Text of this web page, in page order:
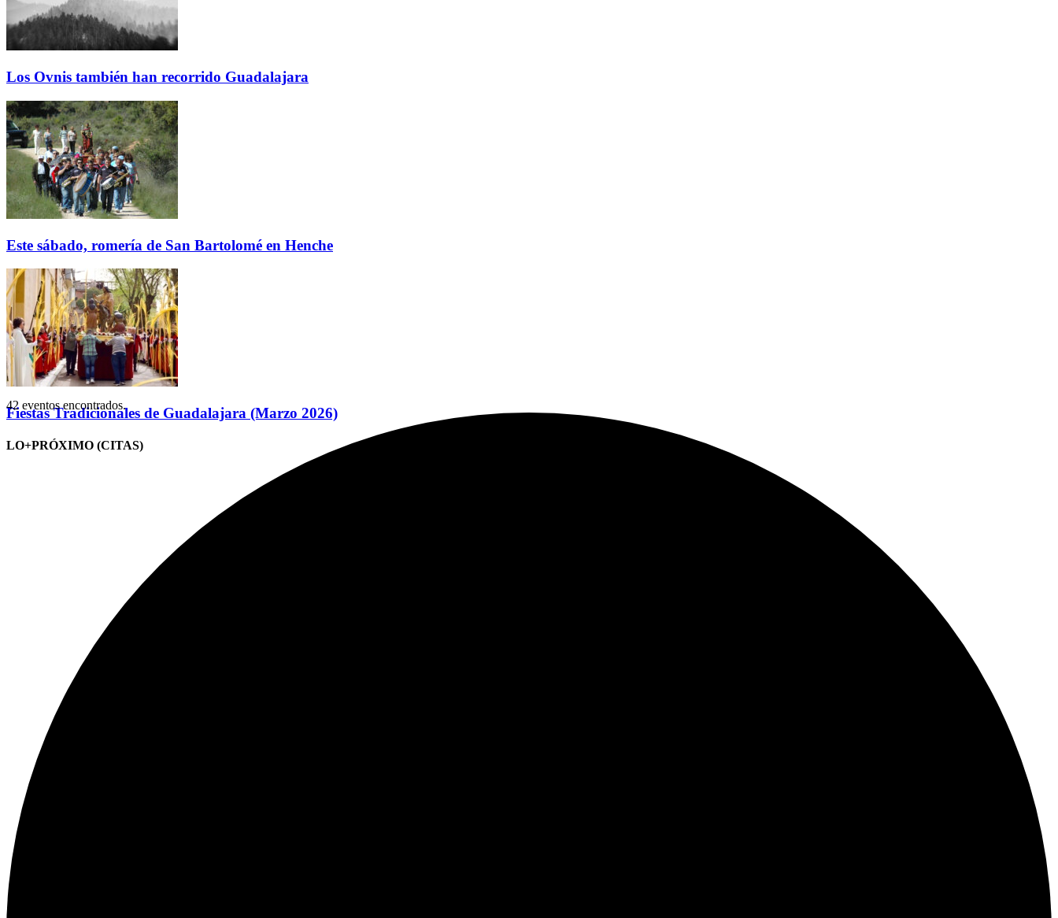
Los Ovnis también han recorrido Guadalajara
Este sábado, romería de San Bartolomé en Henche
Fiestas Tradicionales de Guadalajara (Marzo 2026)
LO+PRÓXIMO (CITAS)
42 eventos encontrados.